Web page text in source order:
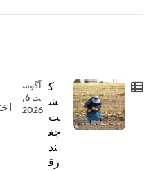
ک
ش
ت
چغ
ند
رق
آگوس
ت 6,
2026